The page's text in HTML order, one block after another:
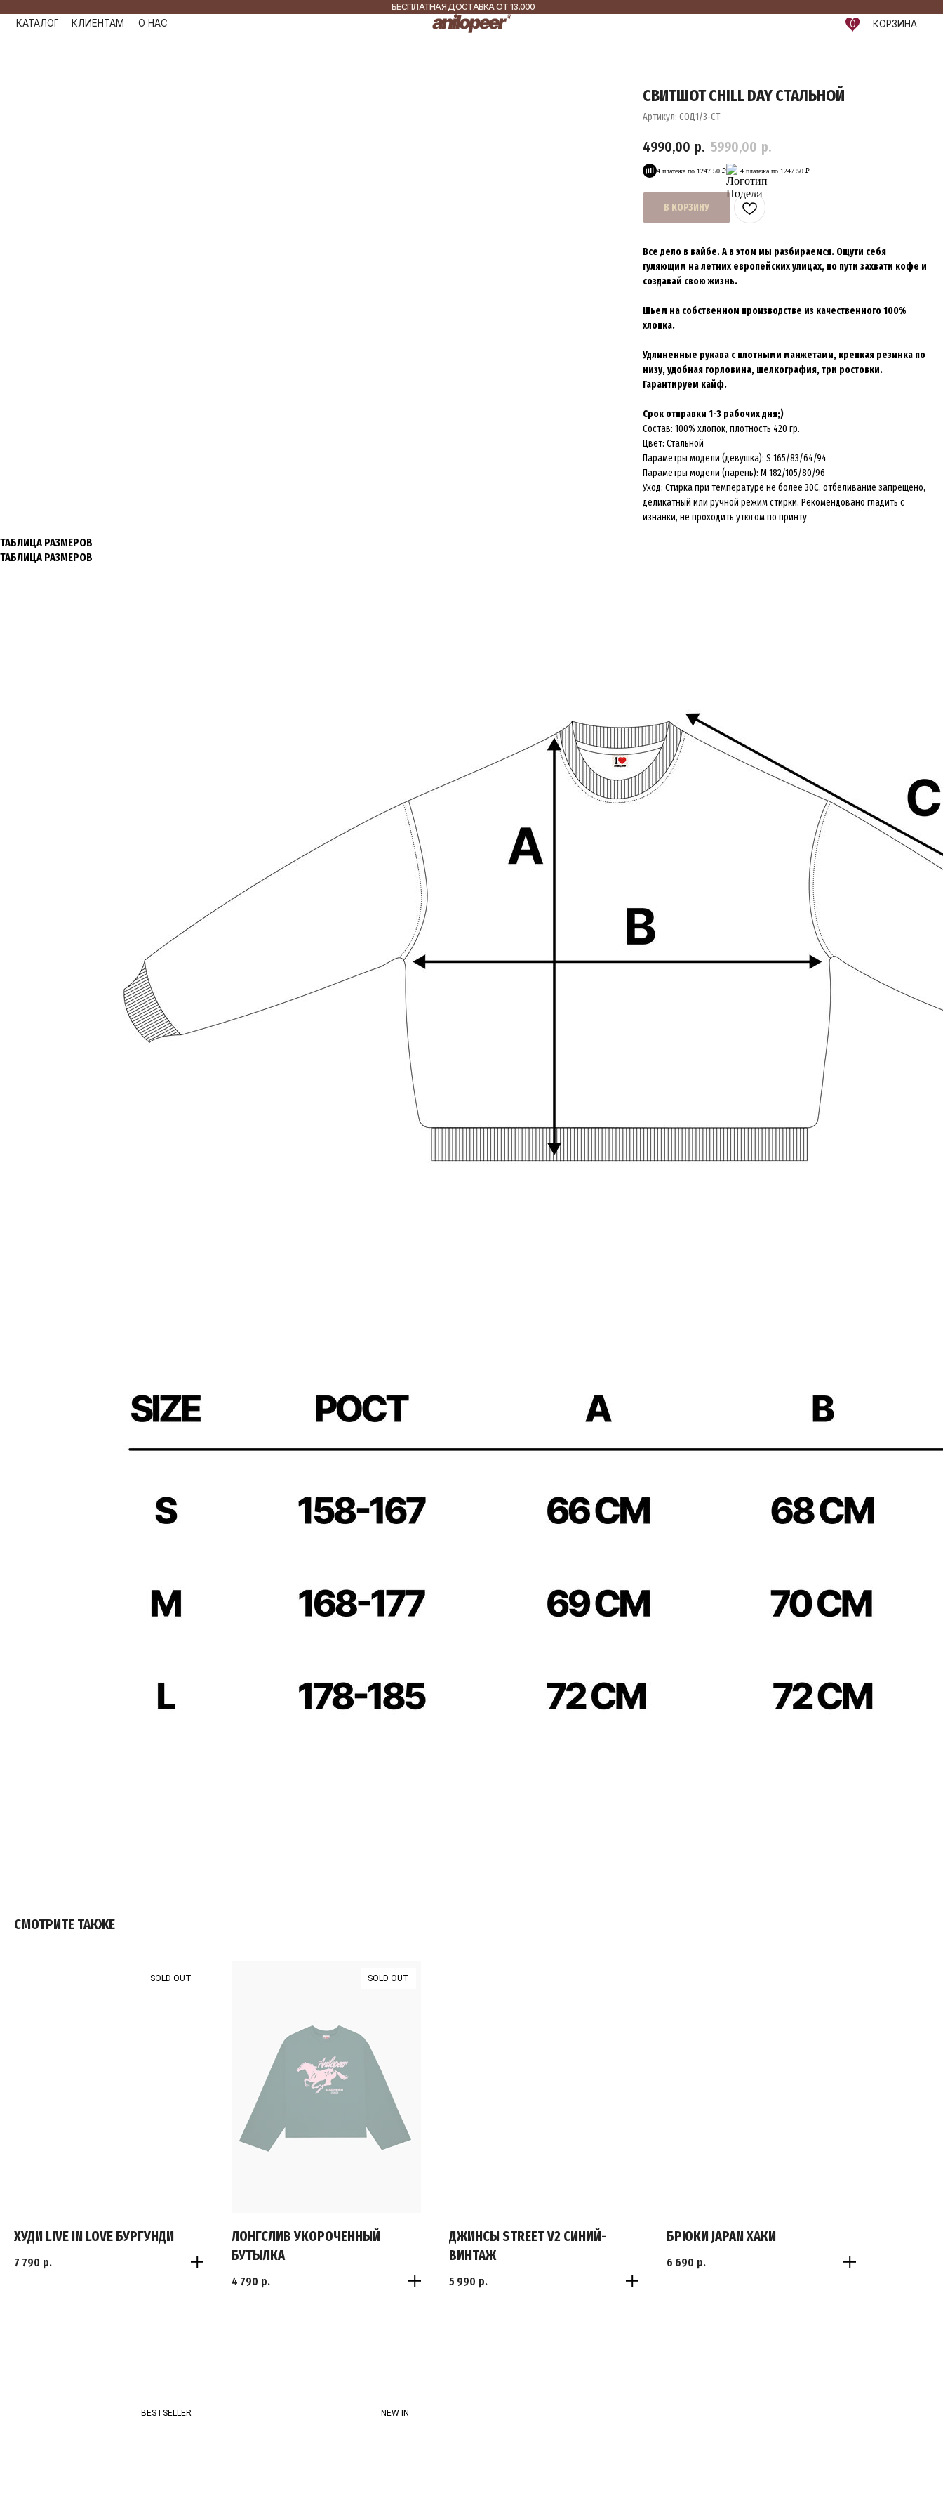
БЕСПЛАТНАЯ ДОСТАВКА ОТ 13.000
ДОСТАВКА ПО ВСЕЙ
КАТАЛОГ КЛИЕНТАМ О НАС
СВИТШОТ CHILL DAY СТАЛЬНОЙ
Артикул: СОД1/3-СТ
4990,00 р. 5990,00 р.
4 платежа по 1247.50 ₽ 4 платежа по 1247.50 ₽
В КОРЗИНУ
Все дело в вайбе. А в этом мы разбираемся. Ощути себя
гуляющим на летних европейских улицах, по пути захвати кофе и
создавай свою жизнь.
Шьем на собственном производстве из качественного 100%
хлопка.
Удлиненные рукава с плотными манжетами, крепкая резинка по
низу, удобная горловина, шелкография, три ростовки.
Гарантируем кайф.
Срок отправки 1-3 рабочих дня;)
Состав: 100% хлопок, плотность 420 гр.
Цвет: Стальной
Параметры модели (девушка): S 165/83/64/94
Параметры модели (парень): М 182/105/80/96
Уход: Стирка при температуре не более 30C, отбеливание запрещено,
деликатный или ручной режим стирки. Рекомендовано гладить с
изнанки, не проходить утюгом по принту
ТАБЛИЦА РАЗМЕРОВ
ТАБЛИЦА РАЗМЕРОВ
СМОТРИТЕ ТАКЖЕ
SOLD OUT
ХУДИ LIVE IN LOVE БУРГУНДИ
7 790 р.
SOLD OUT
ЛОНГСЛИВ УКОРОЧЕННЫЙ
БУТЫЛКА
4 790 р.
ДЖИНСЫ STREET V2 СИНИЙ-
ВИНТАЖ
5 990 р.
БРЮКИ JAPAN ХАКИ
6 690 р.
BESTSELLER NEW IN